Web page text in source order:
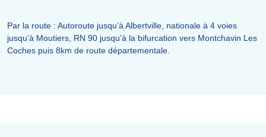
Par la route : Autoroute jusqu’à Albertville, nationale à 4 voies
jusqu’à Moutiers, RN 90 jusqu’à la bifurcation vers Montchavin Les
Coches puis 8km de route départementale.